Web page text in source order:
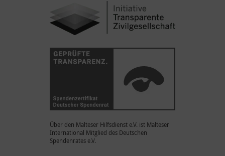
Über den Malteser Hilfsdienst e.V. ist Malteser
International Mitglied des Deutschen
Spendenrates e.V.